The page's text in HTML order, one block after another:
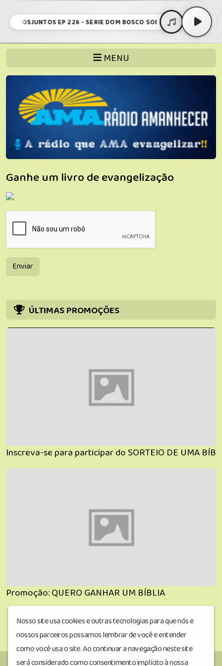
VAMOSJUNTOS EP 226 - SERIE DOM BOSCO SONHADOR AS DUAS
MENU
Ganhe um livro de evangelização
Enviar
ÚLTIMAS PROMOÇÕES
Inscreva-se para participar do SORTEIO DE UMA
Promoção: QUERO GANHAR UM BÍBLIA
Nosso site usa cookies e outras tecnologias para que nós e
nossos parceiros possamos lembrar de você e entender
como você usa o site. Ao continuar a navegação neste site
será considerado como consentimento implícito à nossa